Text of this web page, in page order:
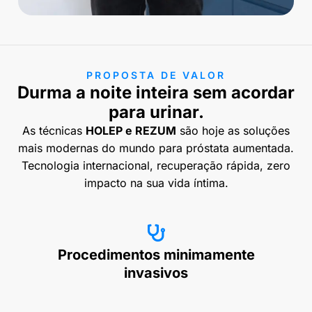
PROPOSTA DE VALOR
Durma a noite inteira sem acordar
para urinar.
As técnicas HOLEP e REZUM são hoje as soluções
mais modernas do mundo para próstata aumentada.
Tecnologia internacional, recuperação rápida, zero
impacto na sua vida íntima.
Procedimentos minimamente
invasivos